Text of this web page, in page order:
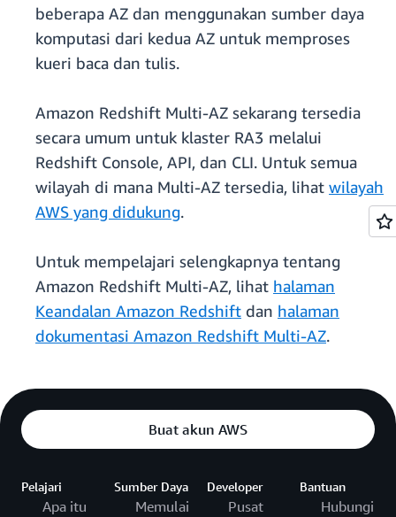
beberapa AZ dan menggunakan sumber daya
komputasi dari kedua AZ untuk memproses
kueri baca dan tulis.
Amazon Redshift Multi-AZ sekarang tersedia
secara umum untuk klaster RA3 melalui
Redshift Console, API, dan CLI. Untuk semua
wilayah di mana Multi-AZ tersedia, lihat wilayah
AWS yang didukung.
Untuk mempelajari selengkapnya tentang
Amazon Redshift Multi-AZ, lihat halaman
Keandalan Amazon Redshift dan halaman
dokumentasi Amazon Redshift Multi-AZ.
Buat akun AWS
Pelajari
Apa itu
Sumber Daya
Memulai
Developer
Pusat
Bantuan
Hubungi